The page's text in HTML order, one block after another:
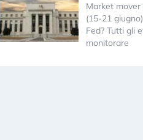
Market
(15-21
Fed? Tutti gli
monitorare